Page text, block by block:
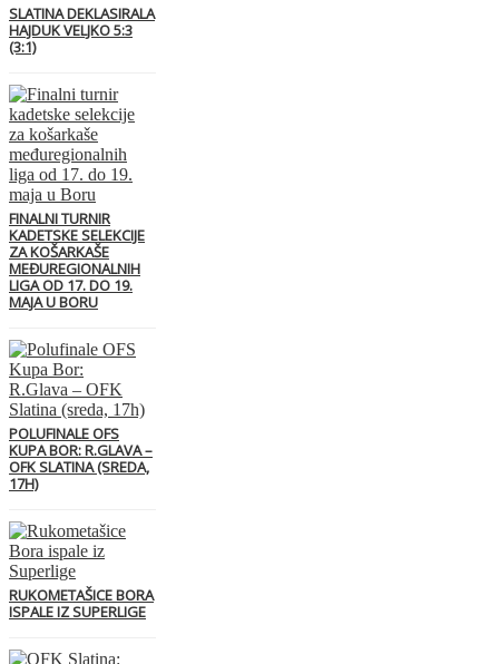
SLATINA DEKLASIRALA
HAJDUK VELJKO 5:3
(3:1)
FINALNI TURNIR
KADETSKE SELEKCIJE
ZA KOŠARKAŠE
MEĐUREGIONALNIH
LIGA OD 17. DO 19.
MAJA U BORU
POLUFINALE OFS
KUPA BOR: R.GLAVA –
OFK SLATINA (SREDA,
17H)
RUKOMETAŠICE BORA
ISPALE IZ SUPERLIGE